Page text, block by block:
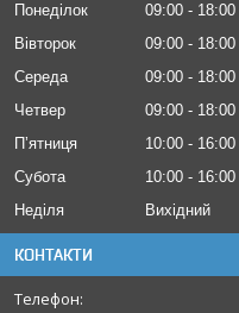
Понеділок 09:00
18:00
Вівторок
09:00
18:00
Середа
09:00
18:00
Четвер
09:00
18:00
Пʼятниця
10:00
16:00
Субота
10:00
16:00
Неділя
Вихідний
КОНТАКТИ